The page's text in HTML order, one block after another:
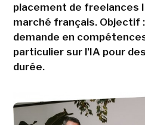
placement de freelances
marché français. Objectif
demande en
particulier sur l'IA pour
durée.